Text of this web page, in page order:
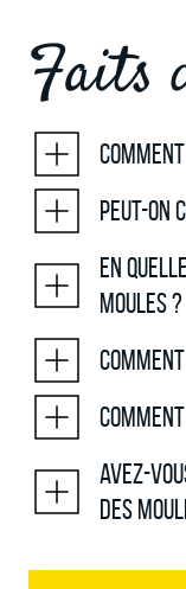
Faits
Peut-on
En
moules ?
Avez-
des